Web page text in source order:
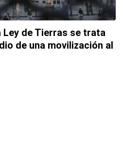
Ley de Tierras se trata
de una movilización al